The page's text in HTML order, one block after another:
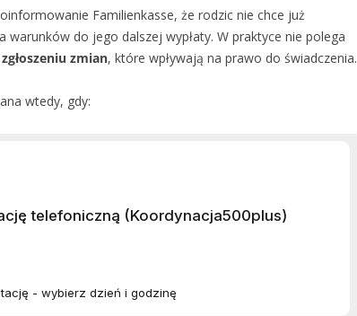
Familienkasse, że rodzic nie chce już
warunków do jego dalszej wypłaty. W praktyce nie polega
zgłoszeniu zmian, które wpływają na prawo do świadczenia.
wtedy, gdy: